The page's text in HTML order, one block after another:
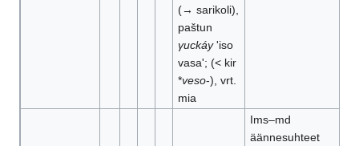
(→ sarikoli),
paštun
γuckáy'iso
vasa'; (< kir
*veso-), vrt.
mia
Ims–md
äännesuhteet